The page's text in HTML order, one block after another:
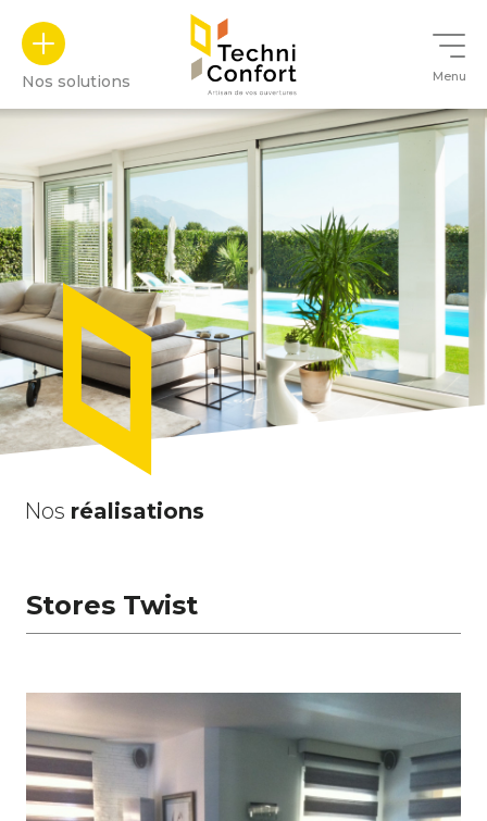
Nos solutions Menu
Nos réalisations
Stores Twist
Panneau de gestion des cookies